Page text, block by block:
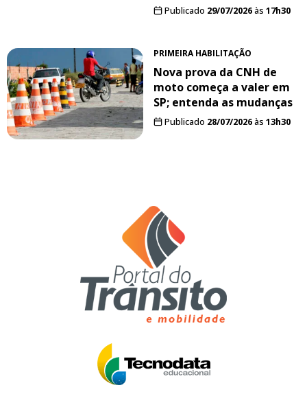
Publicado 29/07/2026às 17h30
PRIMEIRA HABILITAÇÃO
Nova prova da CNH de
moto começa a valer em
SP; entenda as mudanças
Publicado 28/07/2026às 13h30